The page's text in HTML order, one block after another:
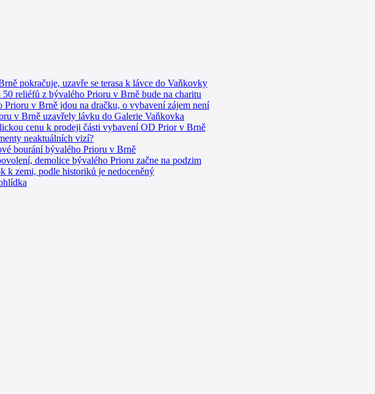
pokračuje, uzavře se terasa k lávce do Vaňkovky
reliéfů z bývalého Prioru v Brně bude na charitu
Prioru v Brně jdou na dračku, o vybavení zájem není
v Brně uzavřely lávku do Galerie Vaňkovka
cenu k prodeji části vybavení OD Prior v Brně
neaktuálních vizí?
bourání bývalého Prioru v Brně
demolice bývalého Prioru začne na podzim
k zemi, podle historiků je nedoceněný